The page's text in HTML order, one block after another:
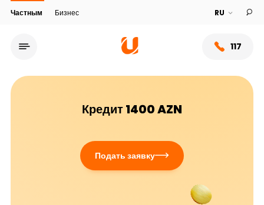
Частным Бизнес
117
Кредит 1400 AZN
Подать заявку